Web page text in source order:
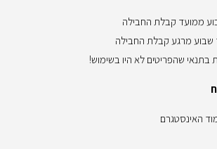
ממועד קבלת החבילה
שבוע מרגע קבלת החבילה
שהפריטים לא היו בשימוש!
האינסטגרם